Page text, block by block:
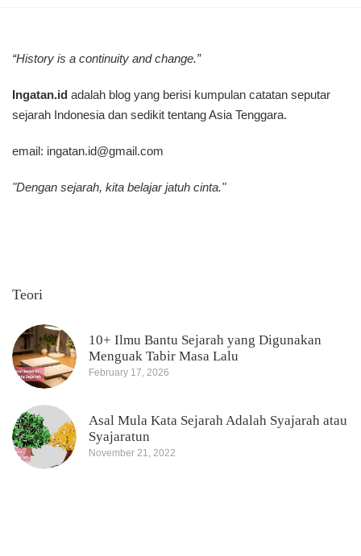
“History is a continuity and change.”
Ingatan.id adalah blog yang berisi kumpulan catatan seputar
sejarah Indonesia dan sedikit tentang Asia Tenggara.
email: ingatan.id@gmail.com
"Dengan sejarah, kita belajar jatuh cinta."
Teori
10+ Ilmu Bantu Sejarah yang Digunakan
Menguak Tabir Masa Lalu
February 17, 2026
Asal Mula Kata Sejarah Adalah Syajarah atau
Syajaratun
November 21, 2022